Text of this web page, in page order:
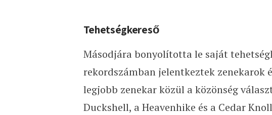
Tehetségkereső
Másodjára bonyolította le saját
rekordszámban jelentkeztek zenekarok
legjobb zenekar közül a közönség
Duckshell, a Heavenhike és a Cedar